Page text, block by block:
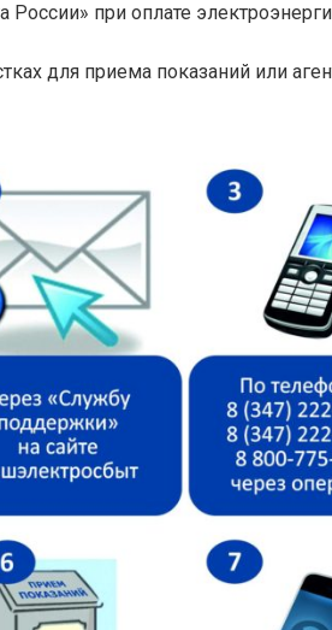
при оплате
для приема показаний или